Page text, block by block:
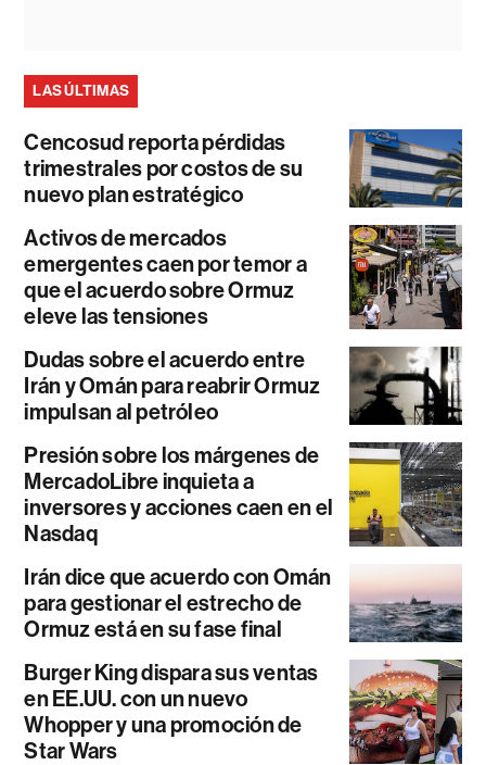
LAS ÚLTIMAS
Cencosud reporta pérdidas
trimestrales por costos de su
nuevo plan estratégico
Activos de mercados
emergentes caen por temor a
que el acuerdo sobre Ormuz
eleve las tensiones
Dudas sobre el acuerdo entre
Irán y Omán para reabrir Ormuz
impulsan al petróleo
Presión sobre los márgenes de
MercadoLibre inquieta a
inversores y acciones caen en el
Nasdaq
Irán dice que acuerdo con Omán
para gestionar el estrecho de
Ormuz está en su fase final
Burger King dispara sus ventas
en EE.UU. con un nuevo
Whopper y una promoción de
Star Wars